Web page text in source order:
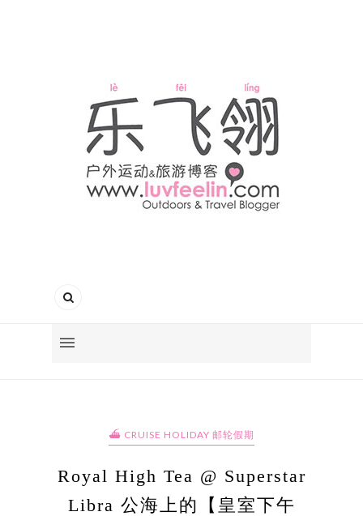
⛴ CRUISE HOLIDAY 邮轮假期
Royal High Tea @ Superstar
Libra 公海上的【皇室下午